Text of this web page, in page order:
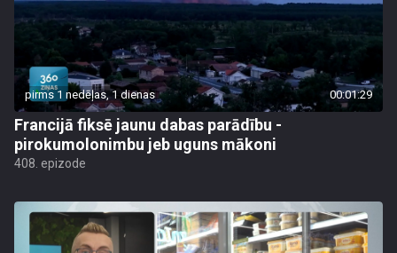
pirms 1 nedēļas, 1 dienas 00:01:29
Francijā fiksē jaunu dabas parādību -
pirokumolonimbu jeb uguns mākoni
408. epizode